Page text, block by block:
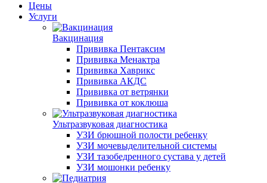
Цены
Услуги
Вакцинация
Прививка Пентаксим
Прививка Менактра
Прививка Хаврикс
Прививка АКДС
Прививка от ветрянки
Прививка от коклюша
Ультразвуковая диагностика
УЗИ брюшной полости ребенку
УЗИ мочевыделительной системы
УЗИ тазобедренного сустава у детей
УЗИ мошонки ребенку